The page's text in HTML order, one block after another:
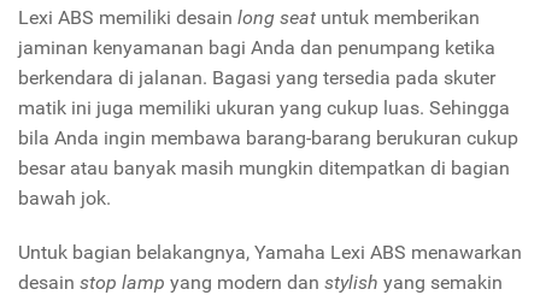
Lexi ABS memiliki desain long seat untuk memberikan
jaminan kenyamanan bagi Anda dan penumpang ketika
berkendara di jalanan. Bagasi yang tersedia pada skuter
matik ini juga memiliki ukuran yang cukup luas. Sehingga
bila Anda ingin membawa barang-barang berukuran cukup
besar atau banyak masih mungkin ditempatkan di bagian
bawah jok.
Untuk bagian belakangnya, Yamaha Lexi ABS menawarkan
desain stop lamp yang modern dan stylish yang semakin